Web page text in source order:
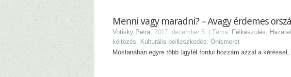
Menni vagy maradni? – Avagy érdemes
Votisky Petra, 2017. december 5. | Téma: Felkészülés,
költözés, Kulturális beilleszkedés, Önismeret
Mostanában egyre több ügyfél fordul hozzám azzal a